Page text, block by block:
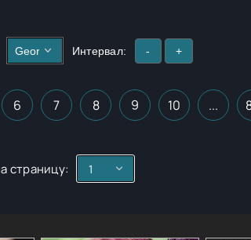
Интервал: - +
6 7 8 9 10 ...
страницу: